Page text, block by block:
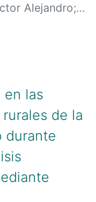
Alejandro;
cv
en las
de la
durante